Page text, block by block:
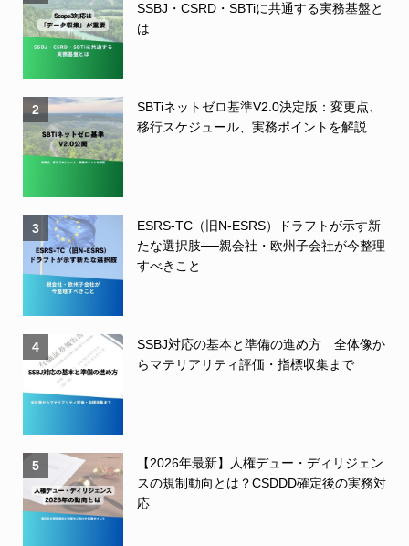
SSBJ・CSRD・SBTiに共通する実務基盤と
は
2
SBTiネットゼロ基準V2.0決定版：変更点、
移行スケジュール、実務ポイントを解説
3
ESRS-TC（旧N-ESRS）ドラフトが示す新
たな選択肢──親会社・欧州子会社が今整理
すべきこと
4
SSBJ対応の基本と準備の進め方 全体像か
らマテリアリティ評価・指標収集まで
5
【2026年最新】人権デュー・ディリジェン
スの規制動向とは？CSDDD確定後の実務対
応